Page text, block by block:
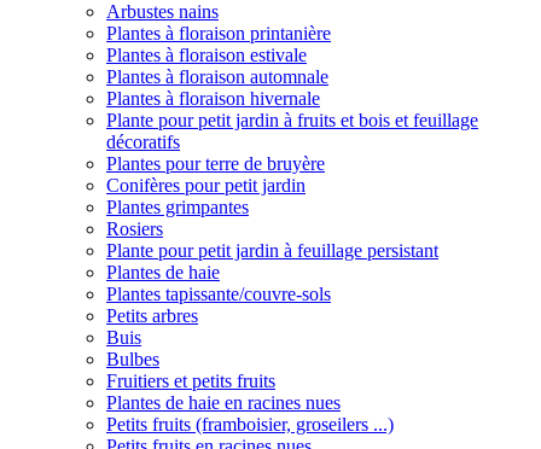
Arbustes nains
Plantes à floraison printanière
Plantes à floraison estivale
Plantes à floraison automnale
Plantes à floraison hivernale
Plante pour petit jardin à fruits et bois et feuillage
décoratifs
Plantes pour terre de bruyère
Conifères pour petit jardin
Plantes grimpantes
Rosiers
Plante pour petit jardin à feuillage persistant
Plantes de haie
Plantes tapissante/couvre-sols
Petits arbres
Buis
Bulbes
Fruitiers et petits fruits
Plantes de haie en racines nues
Petits fruits (framboisier, groseilers ...)